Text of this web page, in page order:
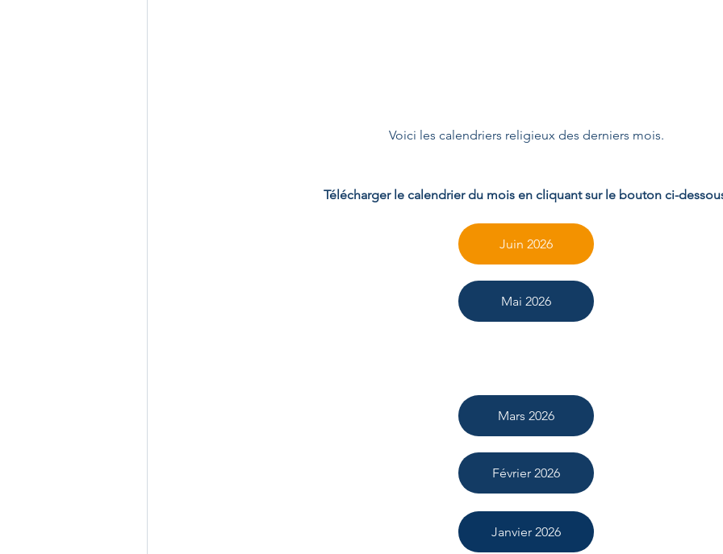
Voici les calendriers religieux des derniers mois.
Télécharger le calendrier du mois en cliquant sur le bouton ci-
Juin 2026
Mai 2026
Mars 2026
Février 2026
Janvier 2026